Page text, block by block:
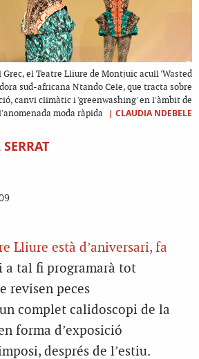
el Teatre Lliure de Montjuic acull 'Wasted
sud-africana Ntando Cele, que tracta sobre
canvi climàtic i 'greenwashing' en l'àmbit de
moda ràpida
| CLAUDIA NDEBELE
Lliure està d’aniversari, fa
a tal fi programarà tot
revisen peces
complet calidoscopi de la
forma d’exposició
després de l’estiu.